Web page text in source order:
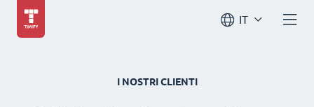
IT
I NOSTRI CLIENTI